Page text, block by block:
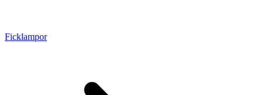
Ficklampor